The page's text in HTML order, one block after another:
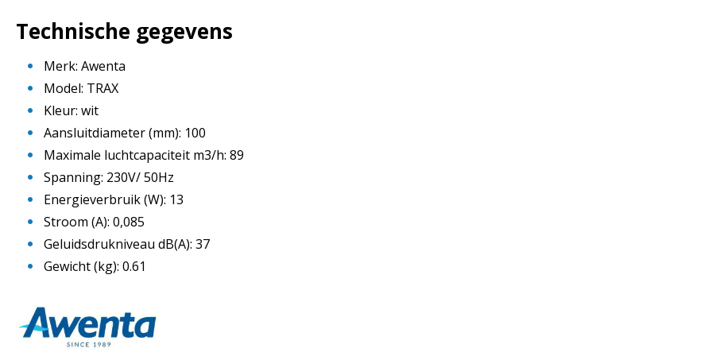
Technische gegevens
Merk: Awenta
Model: TRAX
Kleur: wit
Aansluitdiameter (mm): 100
Maximale luchtcapaciteit m3/h: 89
Spanning: 230V/ 50Hz
Energieverbruik (W): 13
Stroom (A): 0,085
Geluidsdrukniveau dB(A): 37
Gewicht (kg): 0.61